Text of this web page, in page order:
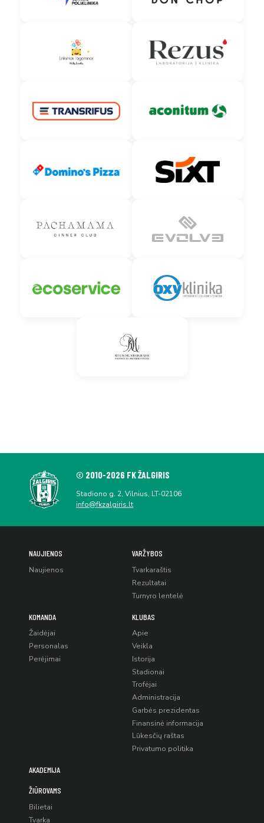
© 2010-2026 FK ŽALGIRIS
Stadiono g. 2, Vilnius, LT-02106
info@fkzalgiris.lt
NAUJIENOS
Naujienos
VARŽYBOS
Tvarkaraštis
Rezultatai
Turnyro lentelė
KOMANDA
Žaidėjai
Personalas
Perėjimai
KLUBAS
Apie
Veikla
Istorija
Stadionai
Trofėjai
Administracija
Garbės prezidentas
Finansinė informacija
Lūkesčių raštas
Privatumo politika
AKADEMIJA
ŽIŪROVAMS
Bilietai
Tvarka